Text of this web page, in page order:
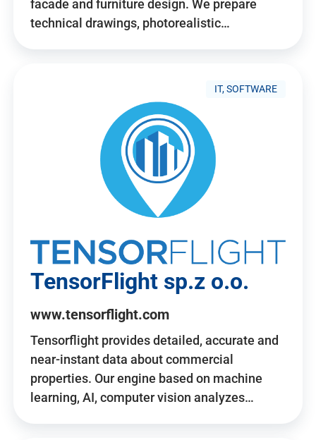
facade and furniture design. We prepare
technical drawings, photorealistic…
IT, SOFTWARE
TensorFlight sp.z o.o.
www.tensorflight.com
Tensorflight provides detailed, accurate and
near-instant data about commercial
properties. Our engine based on machine
learning, AI, computer vision analyzes…